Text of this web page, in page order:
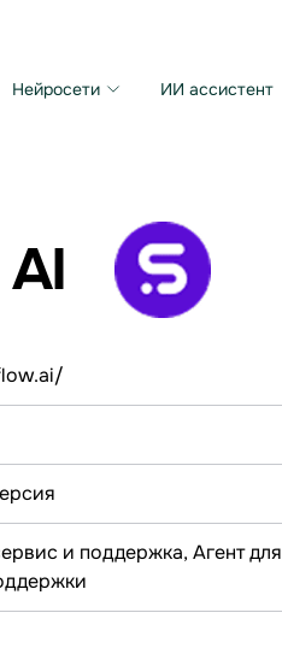
Нейросети ИИ ассистент
и поддержка, Агент для